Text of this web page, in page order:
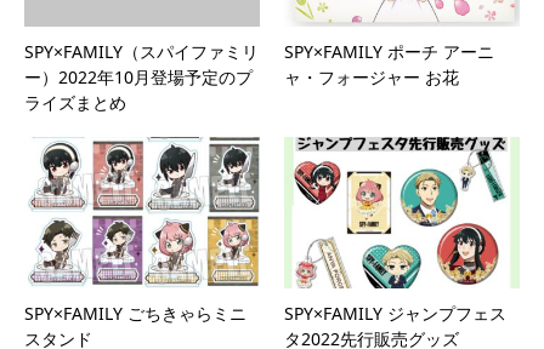
SPY×FAMILY（スパイファミリ
ー）2022年10月登場予定のプ
ライズまとめ
SPY×FAMILY ポーチ アーニ
ャ・フォージャー お花
SPY×FAMILY ごちきゃらミニ
スタンド
SPY×FAMILY ジャンプフェス
タ2022先行販売グッズ